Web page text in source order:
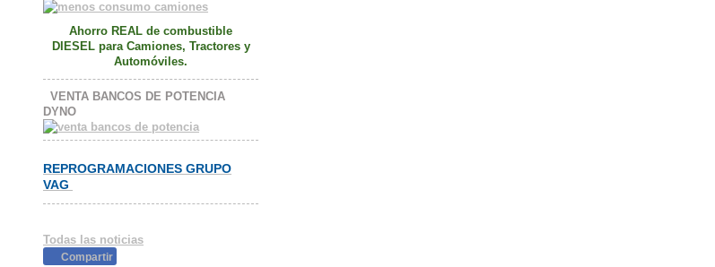
Ahorro REAL de combustible
DIESEL para Camiones, Tractores y
Automóviles.
VENTA BANCOS DE POTENCIA
DYNO
REPROGRAMACIONES GRUPO
VAG
Todas las noticias
Compartir